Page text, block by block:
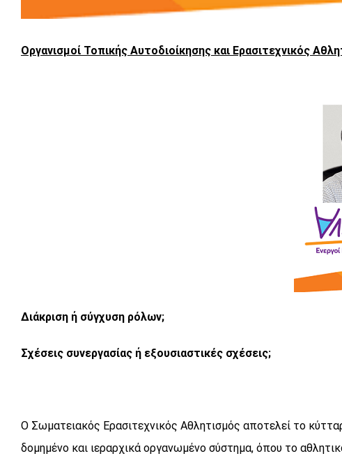
Οργανισμοί Τοπικής Αυτοδιοίκησης και Ερασιτεχνικός
Διάκριση ή σύγχυση ρόλων;
Σχέσεις συνεργασίας ή εξουσιαστικές σχέσεις;
Ο Σωματειακός Ερασιτεχνικός Αθλητισμός αποτελεί το
δομημένο και ιεραρχικά οργανωμένο σύστημα, όπου το